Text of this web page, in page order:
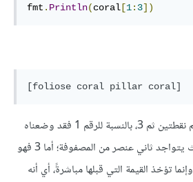
fmt . Println(coral [1: 3])
[foliose coral pillar coral]
لاحظ أننا وضعنا الرقم 1 ثم نقطتين ثم 3، بالنسبة للرقم 1 فقد وضعناه
لأنه يمثّل نقطة البداية حيث يتواجد ثاني عنصر من المصفوفة؛ أما 3 فهو
تؤخذ القيمة التي قبلها مباشرةً، أي أنه